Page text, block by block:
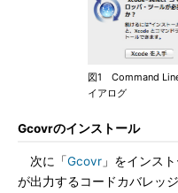
図1 Command
イアログ
Gcovrのインストール
次に「Gcovr 」をインス
が出力するコードカバレッ